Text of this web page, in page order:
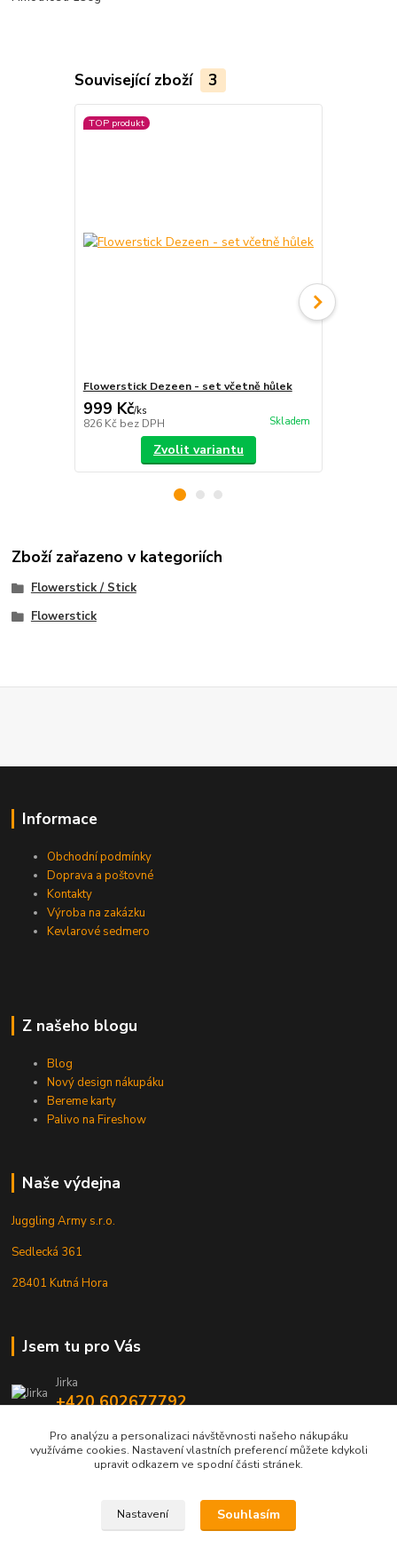
Související zboží 3
TOP produkt
Flowerstick Dezeen - set včetně hůlek
999 Kč/ks
826 Kč bez DPH Skladem
Zvolit variantu
Zboží zařazeno v kategoriích
Flowerstick / Stick
Flowerstick
Informace
Obchodní podmínky
Doprava a poštovné
Kontakty
Výroba na zakázku
Kevlarové sedmero
Z našeho blogu
Blog
Nový design nákupáku
Bereme karty
Palivo na Fireshow
Naše výdejna
Juggling Army s.r.o.
Sedlecká 361
28401 Kutná Hora
Jsem tu pro Vás
Jirka
+420 602677792
info@jarmy.cz
Pro analýzu a personalizaci návštěvnosti našeho nákupáku
využíváme cookies. Nastavení vlastních preferencí můžete kdykoli
upravit odkazem ve spodní části stránek.
Nastavení Souhlasím